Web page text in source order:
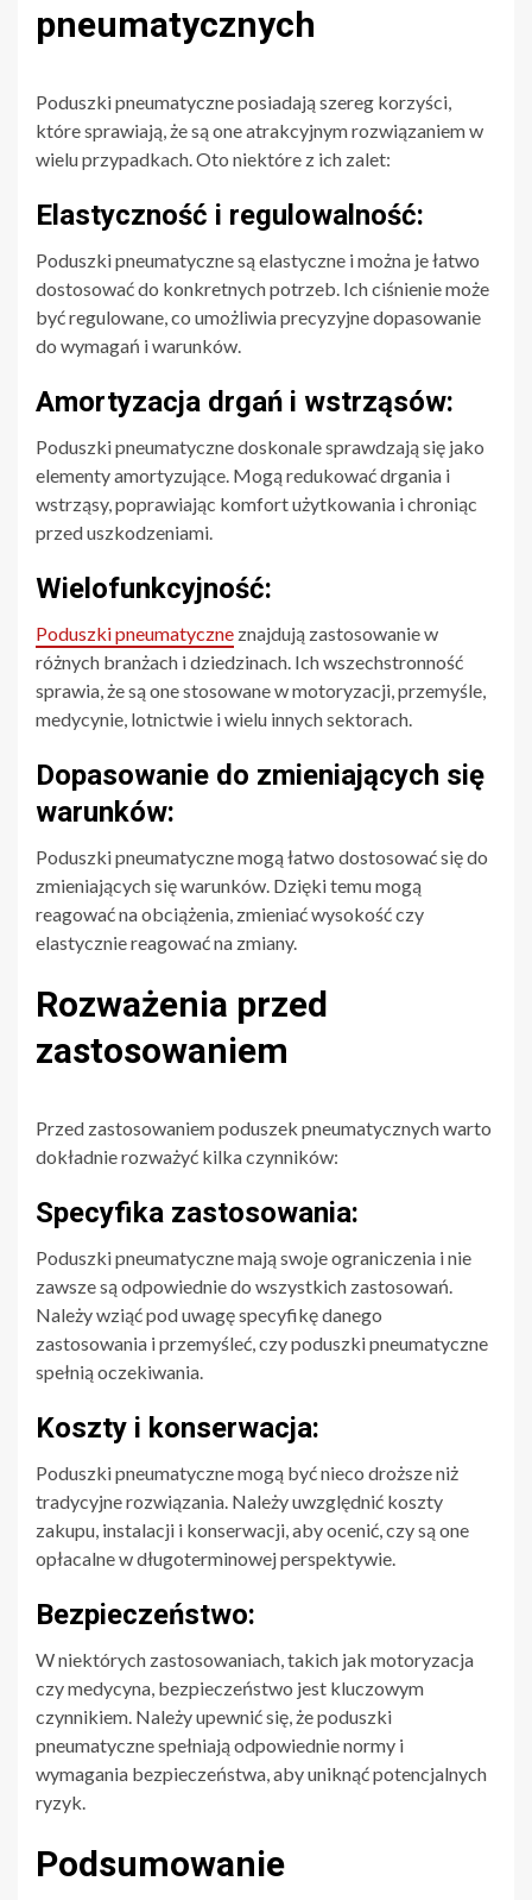
pneumatycznych
Poduszki pneumatyczne posiadają szereg korzyści,
które sprawiają, że są one atrakcyjnym rozwiązaniem w
wielu przypadkach. Oto niektóre z ich zalet:
Elastyczność i regulowalność:
Poduszki pneumatyczne są elastyczne i można je łatwo
dostosować do konkretnych potrzeb. Ich ciśnienie może
być regulowane, co umożliwia precyzyjne dopasowanie
do wymagań i warunków.
Amortyzacja drgań i wstrząsów:
Poduszki pneumatyczne doskonale sprawdzają się jako
elementy amortyzujące. Mogą redukować drgania i
wstrząsy, poprawiając komfort użytkowania i chroniąc
przed uszkodzeniami.
Wielofunkcyjność:
Poduszki pneumatyczne znajdują zastosowanie w
różnych branżach i dziedzinach. Ich wszechstronność
sprawia, że są one stosowane w motoryzacji, przemyśle,
medycynie, lotnictwie i wielu innych sektorach.
Dopasowanie do zmieniających się
warunków:
Poduszki pneumatyczne mogą łatwo dostosować się do
zmieniających się warunków. Dzięki temu mogą
reagować na obciążenia, zmieniać wysokość czy
elastycznie reagować na zmiany.
Rozważenia przed
zastosowaniem
Przed zastosowaniem poduszek pneumatycznych warto
dokładnie rozważyć kilka czynników:
Specyfika zastosowania:
Poduszki pneumatyczne mają swoje ograniczenia i nie
zawsze są odpowiednie do wszystkich zastosowań.
Należy wziąć pod uwagę specyfikę danego
zastosowania i przemyśleć, czy poduszki pneumatyczne
spełnią oczekiwania.
Koszty i konserwacja:
Poduszki pneumatyczne mogą być nieco droższe niż
tradycyjne rozwiązania. Należy uwzględnić koszty
zakupu, instalacji i konserwacji, aby ocenić, czy są one
opłacalne w długoterminowej perspektywie.
Bezpieczeństwo:
W niektórych zastosowaniach, takich jak motoryzacja
czy medycyna, bezpieczeństwo jest kluczowym
czynnikiem. Należy upewnić się, że poduszki
pneumatyczne spełniają odpowiednie normy i
wymagania bezpieczeństwa, aby uniknąć potencjalnych
ryzyk.
Podsumowanie